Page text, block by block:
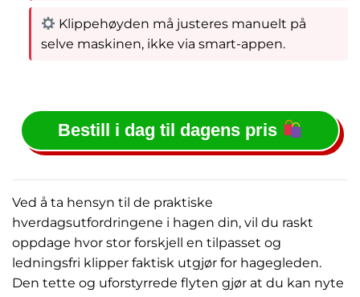
Klippehøyden må justeres manuelt på
selve maskinen, ikke via smart-appen.
Bestill i dag til dagens pris
Ved å ta hensyn til de praktiske
hverdagsutfordringene i hagen din, vil du raskt
oppdage hvor stor forskjell en tilpasset og
ledningsfri klipper faktisk utgjør for hagegleden.
Den tette og uforstyrrede flyten gjør at du kan nyte